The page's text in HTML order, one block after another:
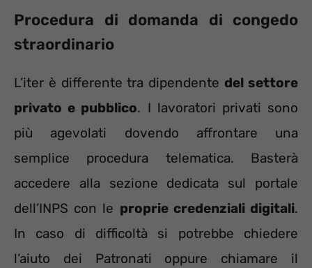
Procedura di domanda di congedo
straordinario
L’iter è differente tra dipendente del settore
privato e pubblico. I lavoratori privati sono
più agevolati dovendo affrontare una
semplice procedura telematica. Basterà
accedere alla sezione dedicata sul portale
dell’INPS con le proprie credenziali digitali.
In caso di difficoltà si potrebbe chiedere
l’aiuto dei Patronati oppure chiamare il